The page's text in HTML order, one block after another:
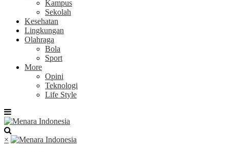
Kampus
Sekolah
Kesehatan
Lingkungan
Olahraga
Bola
Sport
More
Opini
Teknologi
Life Style
×